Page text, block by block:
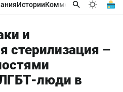
ИсторииКомментарииБизнес
и
стерилизация –
люди в